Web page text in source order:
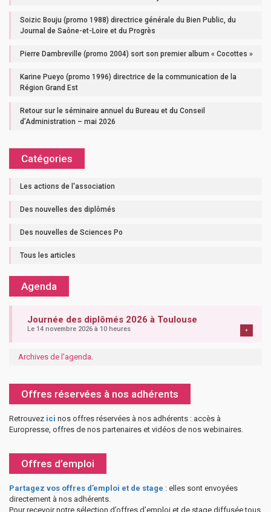
Soizic Bouju (promo 1988) directrice générale du Bien Public, du
Journal de Saône-et-Loire et du Progrès
Pierre Dambreville (promo 2004) sort son premier album « Cocottes »
Karine Pueyo (promo 1996) directrice de la communication de la
Région Grand Est
Retour sur le séminaire annuel du Bureau et du Conseil
d’Administration – mai 2026
Catégories
Les actions de l'association
Des nouvelles des diplômés
Des nouvelles de Sciences Po
Tous les articles
Agenda
Journée des diplômés 2026 à Toulouse
Le 14 novembre 2026 à 10 heures +
Archives de l'agenda
Offres réservées à nos adhérents
Retrouvez ici nos offres réservées à nos adhérents : accès à
Europresse, offres de nos partenaires et vidéos de nos webinaires.
Offres d’emploi
Partagez vos offres d’emploi et de stage : elles sont envoyées
directement à nos adhérents.
Pour recevoir notre sélection d’offres d’emploi et de stage diffusée tous